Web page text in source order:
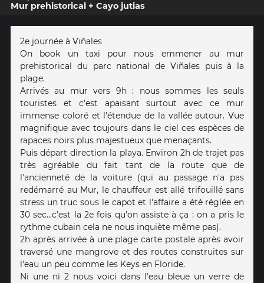
Mur prehistorical + Cayo jutias
2e journée à Viñales
On book un taxi pour nous emmener au mur
prehistorical du parc national de Viñales puis à la
plage.
Arrivés au mur vers 9h : nous sommes les seuls
touristes et c'est apaisant surtout avec ce mur
immense coloré et l'étendue de la vallée autour. Vue
magnifique avec toujours dans le ciel ces espèces de
rapaces noirs plus majestueux que menaçants.
Puis départ direction la playa. Environ 2h de trajet pas
très agréable du fait tant de la route que de
l'ancienneté de la voiture (qui au passage n'a pas
redémarré au Mur, le chauffeur est allé trifouillé sans
stress un truc sous le capot et l'affaire a été réglée en
30 sec...c'est la 2e fois qu'on assiste à ça : on a pris le
rythme cubain cela ne nous inquiète même pas).
2h après arrivée à une plage carte postale après avoir
traversé une mangrove et des routes construites sur
l'eau un peu comme les Keys en Floride.
Ni une ni 2 nous voici dans l'eau bleue un verre de